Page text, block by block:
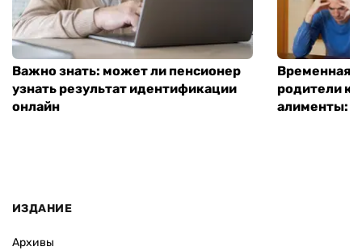
Важно знать: может ли пенсионер
узнать результат идентификации
онлайн
Временная
родители
алименты:
ИЗДАНИЕ
Архивы